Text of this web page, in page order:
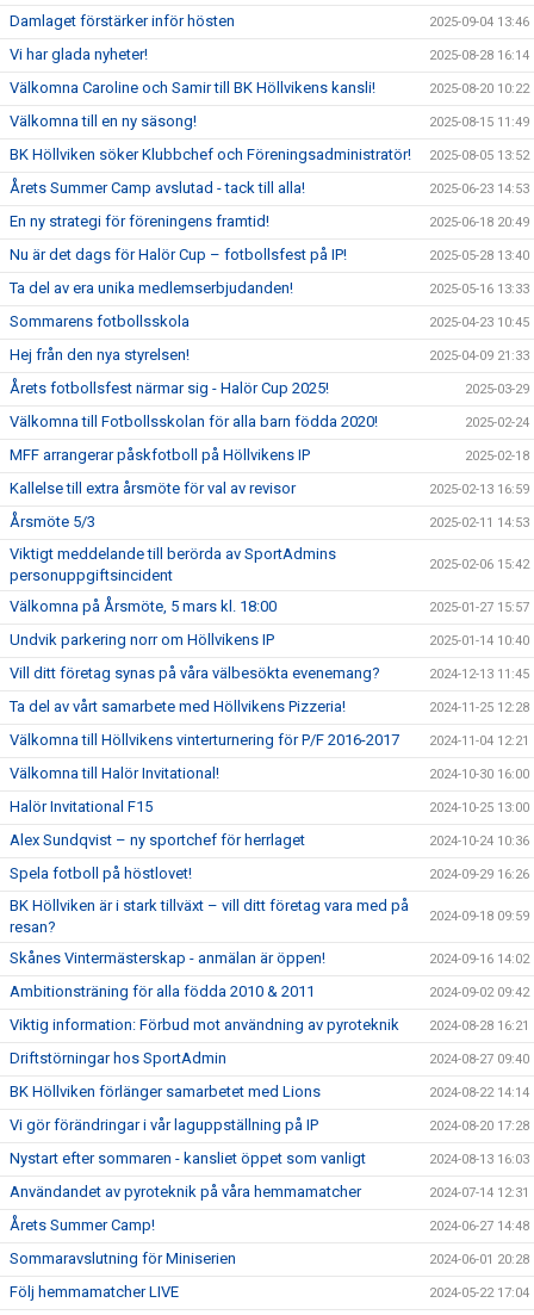
Damlaget förstärker inför hösten 2025-09-04 13:46
Vi har glada nyheter! 2025-08-28 16:14
Välkomna Caroline och Samir till BK Höllvikens kansli! 2025-08-20 10:22
Välkomna till en ny säsong! 2025-08-15 11:49
BK Höllviken söker Klubbchef och Föreningsadministratör! 2025-08-05 13:52
Årets Summer Camp avslutad - tack till alla! 2025-06-23 14:53
En ny strategi för föreningens framtid! 2025-06-18 20:49
Nu är det dags för Halör Cup – fotbollsfest på IP! 2025-05-28 13:40
Ta del av era unika medlemserbjudanden! 2025-05-16 13:33
Sommarens fotbollsskola 2025-04-23 10:45
Hej från den nya styrelsen! 2025-04-09 21:33
Årets fotbollsfest närmar sig - Halör Cup 2025! 2025-03-29
Välkomna till Fotbollsskolan för alla barn födda 2020! 2025-02-24
MFF arrangerar påskfotboll på Höllvikens IP 2025-02-18
Kallelse till extra årsmöte för val av revisor 2025-02-13 16:59
Årsmöte 5/3 2025-02-11 14:53
Viktigt meddelande till berörda av SportAdmins
personuppgiftsincident
2025-02-06 15:42
Välkomna på Årsmöte, 5 mars kl. 18:00 2025-01-27 15:57
Undvik parkering norr om Höllvikens IP 2025-01-14 10:40
Vill ditt företag synas på våra välbesökta evenemang? 2024-12-13 11:45
Ta del av vårt samarbete med Höllvikens Pizzeria! 2024-11-25 12:28
Välkomna till Höllvikens vinterturnering för P/F 2016-2017 2024-11-04 12:21
Välkomna till Halör Invitational! 2024-10-30 16:00
Halör Invitational F15 2024-10-25 13:00
Alex Sundqvist – ny sportchef för herrlaget 2024-10-24 10:36
Spela fotboll på höstlovet! 2024-09-29 16:26
BK Höllviken är i stark tillväxt – vill ditt företag vara med på
resan?
2024-09-18 09:59
Skånes Vintermästerskap - anmälan är öppen! 2024-09-16 14:02
Ambitionsträning för alla födda 2010 & 2011 2024-09-02 09:42
Viktig information: Förbud mot användning av pyroteknik 2024-08-28 16:21
Driftstörningar hos SportAdmin 2024-08-27 09:40
BK Höllviken förlänger samarbetet med Lions 2024-08-22 14:14
Vi gör förändringar i vår laguppställning på IP 2024-08-20 17:28
Nystart efter sommaren - kansliet öppet som vanligt 2024-08-13 16:03
Användandet av pyroteknik på våra hemmamatcher 2024-07-14 12:31
Årets Summer Camp! 2024-06-27 14:48
Sommaravslutning för Miniserien 2024-06-01 20:28
Följ hemmamatcher LIVE 2024-05-22 17:04